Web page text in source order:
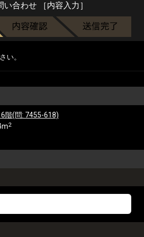
い合わせ ［内容入力］
い。
階(問: 7455-618)
2